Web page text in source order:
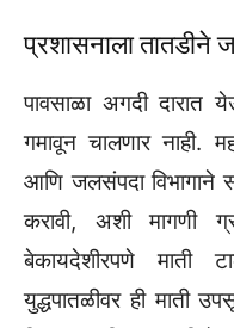
प्रशासनाला तातडीने
पावसाळा अगदी
गमावून चालणार नाही.
आणि जलसंपदा विभागाने
करावी, अशी मागणी
बेकायदेशीरपणे माती
युद्धपातळीवर ही माती